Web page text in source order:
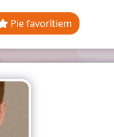
Pie favorītiem